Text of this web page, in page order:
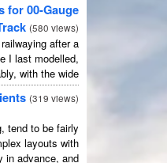
for 00-Gauge
(580 views)
after a
I last modelled,
with the wide
which allows
to be carefully ...
(319 views)
tend to be fairly
layouts with
in advance, and